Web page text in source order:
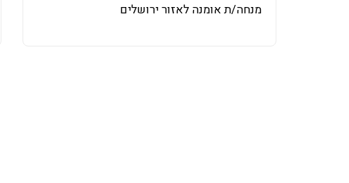
מנחה/ת אומנה לאזור ירושלים